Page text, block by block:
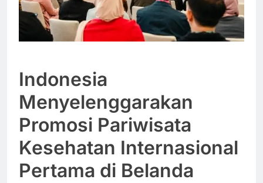
Indonesia
Menyelenggarakan
Promosi Pariwisata
Kesehatan Internasional
Pertama di Belanda